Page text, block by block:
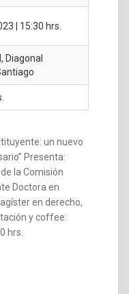
| 15:30 hrs.
Diagonal
un nuevo
Presenta:
la Comisión
Doctora en
en derecho,
y coffee:
hrs.